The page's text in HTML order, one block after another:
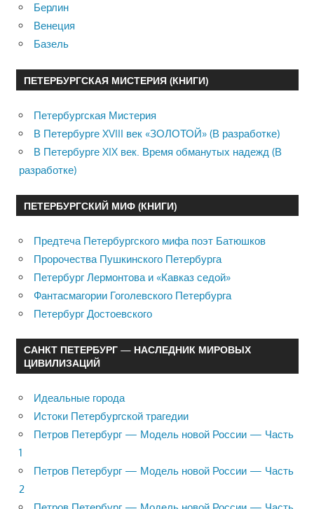
Берлин
Венеция
Базель
ПЕТЕРБУРГСКАЯ МИСТЕРИЯ (КНИГИ)
Петербургская Мистерия
В Петербурге XVIII век «ЗОЛОТОЙ» (В разработке)
В Петербурге XIX век. Время обманутых надежд (В
разработке)
ПЕТЕРБУРГСКИЙ МИФ (КНИГИ)
Предтеча Петербургского мифа поэт Батюшков
Пророчества Пушкинского Петербурга
Петербург Лермонтова и «Кавказ седой»
Фантасмагории Гоголевского Петербурга
Петербург Достоевского
САНКТ ПЕТЕРБУРГ — НАСЛЕДНИК МИРОВЫХ
ЦИВИЛИЗАЦИЙ
Идеальные города
Истоки Петербургской трагедии
Петров Петербург — Модель новой России — Часть
1
Петров Петербург — Модель новой России — Часть
2